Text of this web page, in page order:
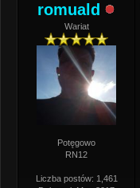
romuald
Wariat
Potęgowo
RN12
Liczba postów: 1,461